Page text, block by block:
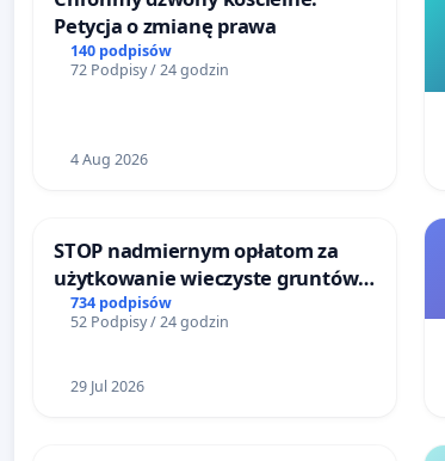
Petycja o zmianę prawa
140 podpisów
72 Podpisy / 24 godzin
4 Aug 2026
STOP nadmiernym opłatom za
użytkowanie wieczyste gruntów
zajmowanych przez rodzinne
ogrody działkowe.
734 podpisów
52 Podpisy / 24 godzin
29 Jul 2026